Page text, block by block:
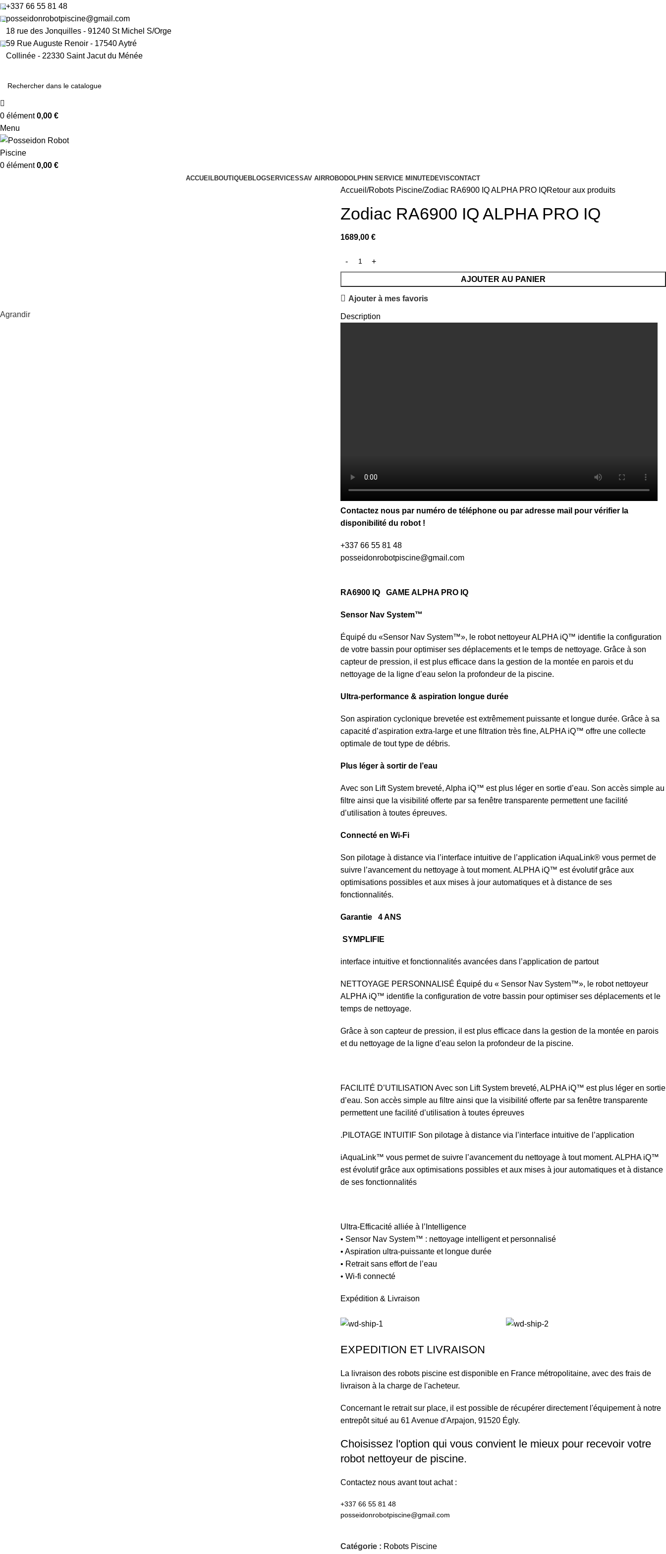
+337 66 55 81 48​
posseidonrobotpiscine@gmail.com​
18 rue des Jonquilles - 91240 St Michel S/Orge
59 Rue Auguste Renoir - 17540 Aytré
Collinée - 22330 Saint Jacut du Ménée
0 élément 0,00 €
Menu
0 élément 0,00 €
ACCUEILBOUTIQUEBLOGSERVICESSAV AIRROBODOLPHIN SERVICE MINUTEDEVISCONTACT
Agrandir
Accueil Robots Piscine Zodiac RA6900 IQ ALPHA PRO IQRetour aux produits
Zodiac RA6900 IQ ALPHA PRO IQ
1689,00 €
AJOUTER AU PANIER
Ajouter à mes favoris
Description
Contactez nous par numéro de téléphone ou par adresse mail pour vérifier la
disponibilité du robot !
+337 66 55 81 48​
posseidonrobotpiscine@gmail.com​
RA6900 IQ GAME ALPHA PRO IQ
Sensor Nav System™
Équipé du «Sensor Nav System™», le robot nettoyeur ALPHA iQ™ identifie la configuration
de votre bassin pour optimiser ses déplacements et le temps de nettoyage. Grâce à son
capteur de pression, il est plus efficace dans la gestion de la montée en parois et du
nettoyage de la ligne d’eau selon la profondeur de la piscine.
Ultra-performance & aspiration longue durée
Son aspiration cyclonique brevetée est extrêmement puissante et longue durée. Grâce à sa
capacité d’aspiration extra-large et une filtration très fine, ALPHA iQ™ offre une collecte
optimale de tout type de débris.
Plus léger à sortir de l’eau
Avec son Lift System breveté, Alpha iQ™ est plus léger en sortie d’eau. Son accès simple au
filtre ainsi que la visibilité offerte par sa fenêtre transparente permettent une facilité
d’utilisation à toutes épreuves.
Connecté en Wi-Fi
Son pilotage à distance via l’interface intuitive de l’application iAquaLink® vous permet de
suivre l’avancement du nettoyage à tout moment. ALPHA iQ™ est évolutif grâce aux
optimisations possibles et aux mises à jour automatiques et à distance de ses
fonctionnalités.
Garantie 4 ANS
SYMPLIFIE
interface intuitive et fonctionnalités avancées dans l’application de partout
NETTOYAGE PERSONNALISÉ Équipé du « Sensor Nav System™», le robot nettoyeur
ALPHA iQ™ identifie la configuration de votre bassin pour optimiser ses déplacements et le
temps de nettoyage.
Grâce à son capteur de pression, il est plus efficace dans la gestion de la montée en parois
et du nettoyage de la ligne d’eau selon la profondeur de la piscine.
FACILITÉ D’UTILISATION Avec son Lift System breveté, ALPHA iQ™ est plus léger en sortie
d’eau. Son accès simple au filtre ainsi que la visibilité offerte par sa fenêtre transparente
permettent une facilité d’utilisation à toutes épreuves
.PILOTAGE INTUITIF Son pilotage à distance via l’interface intuitive de l’application
iAquaLink™ vous permet de suivre l’avancement du nettoyage à tout moment. ALPHA iQ™
est évolutif grâce aux optimisations possibles et aux mises à jour automatiques et à distance
de ses fonctionnalités
Ultra-Efficacité alliée à l’Intelligence
• Sensor Nav System™ : nettoyage intelligent et personnalisé
• Aspiration ultra-puissante et longue durée
• Retrait sans effort de l’eau
• Wi-fi connecté
Expédition & Livraison
EXPEDITION ET LIVRAISON
La livraison des robots piscine est disponible en France métropolitaine, avec des frais de
livraison à la charge de l'acheteur.
Concernant le retrait sur place, il est possible de récupérer directement l'équipement à notre
entrepôt situé au 61 Avenue d'Arpajon, 91520 Égly.
Choisissez l'option qui vous convient le mieux pour recevoir votre
robot nettoyeur de piscine.
Contactez nous avant tout achat :
+337 66 55 81 48​
posseidonrobotpiscine@gmail.com​
Catégorie : Robots Piscine